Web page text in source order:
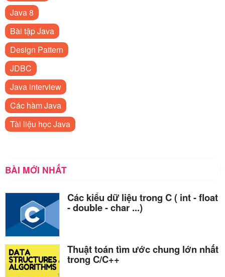
Java 8
Bài tập Java
Design Pattern
JDBC
Java interview
Các hàm Java
Tài liệu học Java
BÀI MỚI NHẤT
Các kiểu dữ liệu trong C ( int - float
- double - char ...)
Thuật toán tìm ước chung lớn nhất
trong C/C++